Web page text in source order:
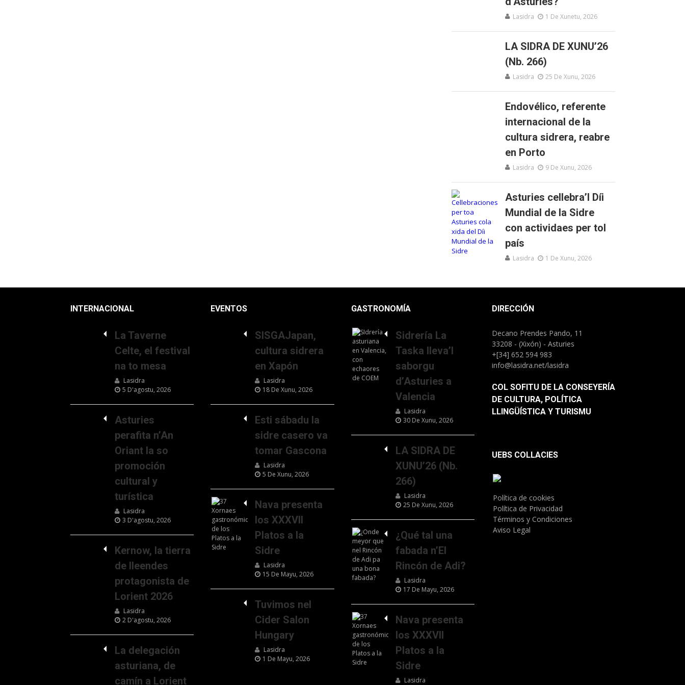
Lasidra 1 De Xunetu, 2026
LA SIDRA DE XUNU’26
(Nb. 266)
Lasidra 25 De Xunu, 2026
Endovélico, referente
internacional de la
cultura sidrera, reabre
en Porto
Lasidra 9 De Xunu, 2026
Asturies cellebra’l Díi
Mundial de la Sidre
con actividaes per tol
país
Lasidra 1 De Xunu, 2026
INTERNACIONAL
La Taverne
Celte, el festival
na to mesa
Lasidra
5 D'agostu, 2026
Asturies
perafita n’An
Oriant la so
promoción
cultural y
turística
Lasidra
3 D'agostu, 2026
Kernow, la tierra
de lleendes
protagonista de
Lorient 2026
Lasidra
2 D'agostu, 2026
La delegación
asturiana, de
camín a Lorient
EVENTOS
SISGAJapan,
cultura sidrera
en Xapón
Lasidra
18 De Xunu, 2026
Esti sábadu la
sidre casero va
tomar Gascona
Lasidra
5 De Xunu, 2026
Nava presenta
los XXXVII
Platos a la
Sidre
Lasidra
15 De Mayu, 2026
Tuvimos nel
Cider Salon
Hungary
Lasidra
1 De Mayu, 2026
GASTRONOMÍA
Sidrería La
Taska lleva’l
saborgu
d’Asturies a
Valencia
Lasidra
30 De Xunu, 2026
LA SIDRA DE
XUNU’26 (Nb.
266)
Lasidra
25 De Xunu, 2026
¿Qué tal una
fabada n’El
Rincón de Adi?
Lasidra
17 De Mayu, 2026
Nava presenta
los XXXVII
Platos a la
Sidre
Lasidra
DIRECCIÓN
Decano Prendes Pando, 11
33208 - (Xixón) - Asturies
+[34] 652 594 983
info@lasidra.net/lasidra
COL SOFITU DE LA CONSEYERÍA
DE CULTURA, POLÍTICA
LLINGÜÍSTICA Y TURISMU
UEBS COLLACIES
Política de cookies
Política de Privacidad
Términos y Condiciones
Aviso Legal